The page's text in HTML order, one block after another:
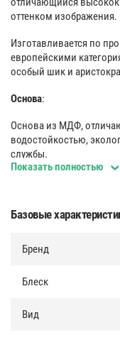
оттенком изображения.
Изготавливается по
европейскими
особый шик и
Основа:
Основа из МДФ,
водостойкостью,
службы.
Декоративное
высокой прочностью и
Монтаж:
Несколько вариантов
Показать полностью
Базовые
Бренд
Блеск
Вид